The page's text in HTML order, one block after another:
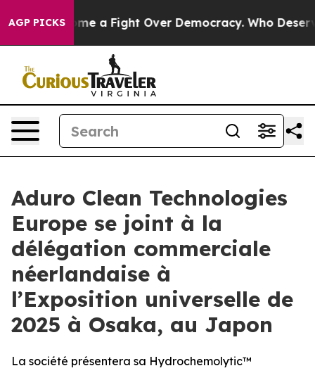
AGP PICKSa Fight Over Democracy. Who Deserves to
Aduro Clean Technologies
Europe se joint à la
délégation commerciale
néerlandaise à
l’Exposition universelle de
2025 à Osaka, au Japon
La société présentera sa Hydrochemolytic™